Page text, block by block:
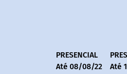
PRESENCIAL
Até 08/08/22
Até